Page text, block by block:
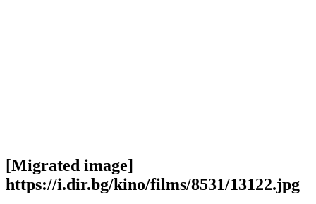
[Migrated image]
https://i.dir.bg/kino/films/8531/13122.jpg